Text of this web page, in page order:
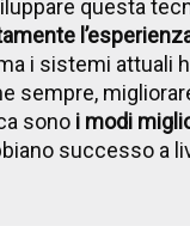
questa
i sistemi attuali
sempre,
sono i modi
successo a